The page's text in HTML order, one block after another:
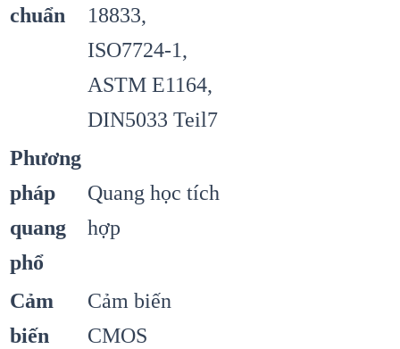
chuẩn
18833,
ISO7724-1,
ASTM E1164,
DIN5033 Teil7
Phương
pháp
quang
phổ
Quang học tích
hợp
Cảm
biến
Cảm biến
CMOS